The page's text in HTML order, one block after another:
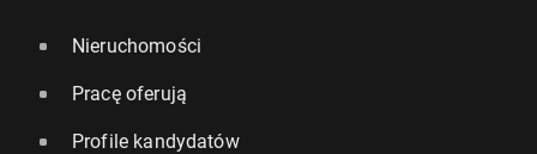
Nieruchomości
Pracę oferują
Profile kandydatów